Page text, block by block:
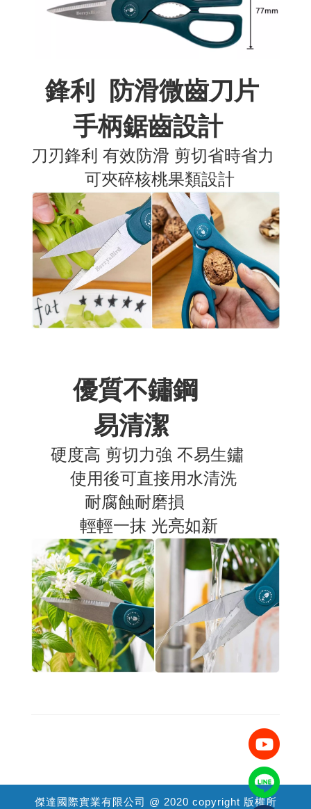
鋒利 防滑微齒刀片
手柄鋸齒設計
刀刃鋒利 有效防滑 剪切省時省力
可夾碎核桃果類設計
優質不鏽鋼
易清潔
硬度高 剪切力強 不易生鏽
使用後可直接用水清洗
耐腐蝕耐磨損
輕輕一抹 光亮如新
傑達國際實業有限公司 @ 2020 copyright 版權所